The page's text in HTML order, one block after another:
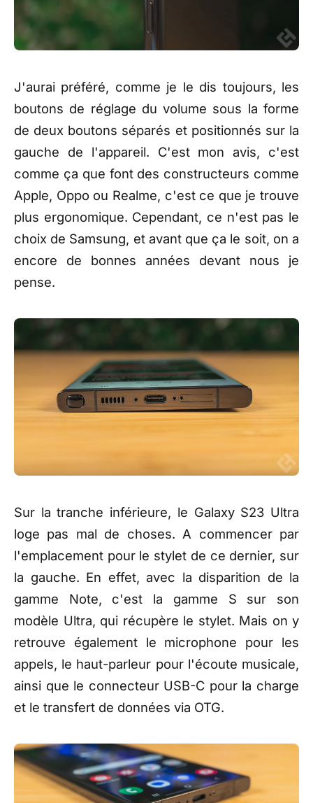
J'aurai préféré, comme je le dis toujours, les
boutons de réglage du volume sous la forme
de deux boutons séparés et positionnés sur la
gauche de l'appareil. C'est mon avis, c'est
comme ça que font des constructeurs comme
Apple, Oppo ou Realme, c'est ce que je trouve
plus ergonomique. Cependant, ce n'est pas le
choix de Samsung, et avant que ça le soit, on a
encore de bonnes années devant nous je
pense.
Sur la tranche inférieure, le Galaxy S23 Ultra
loge pas mal de choses. A commencer par
l'emplacement pour le stylet de ce dernier, sur
la gauche. En effet, avec la disparition de la
gamme Note, c'est la gamme S sur son
modèle Ultra, qui récupère le stylet. Mais on y
retrouve également le microphone pour les
appels, le haut-parleur pour l'écoute musicale,
ainsi que le connecteur USB-C pour la charge
et le transfert de données via OTG.